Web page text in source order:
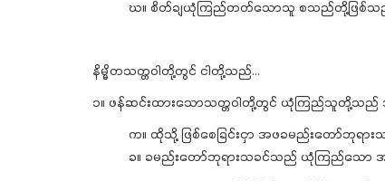
ဃ။ စိတ်ချယုံကြည်တတ်သောသူ စသည်တို့ဖြစ်သ
နိမ္မိတသတ္တဝါတို့တွင် ငါတို့သည်…
၁။ ဖန်ဆင်းထားသောသတ္တဝါတို့တွင် ယုံကြည်သူတို့သည်
က။ ထိုသို့ ဖြစ်စေခြင်းငှာ အဖခမည်းတော်ဘုရ
ခ။ ခမည်းတော်ဘုရားသခင်သည် ယုံကြည်သော အက